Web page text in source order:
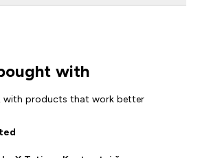
with
with products that work better